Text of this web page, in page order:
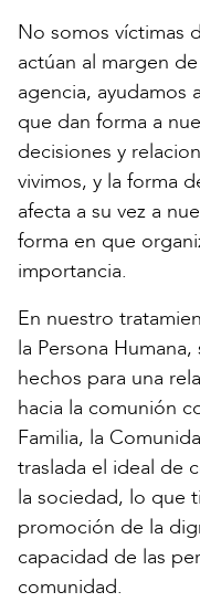
No somos víctimas
actúan al margen
agencia, ayudamos
que dan forma a
decisiones y
vivimos, y la forma
afecta a su vez a
forma en que
importancia.
En nuestro
la Persona
hechos para una
hacia la comunión
Familia, la
traslada el ideal de
la sociedad, lo que
promoción de la
capacidad de las
comunidad.